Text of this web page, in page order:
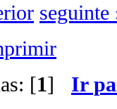
seguinte
[1] Ir